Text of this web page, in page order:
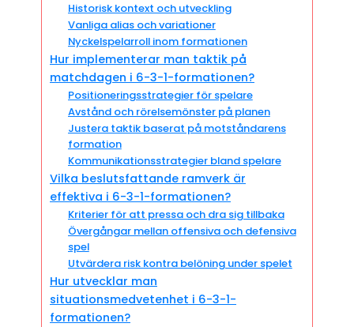
Historisk kontext och utveckling
Vanliga alias och variationer
Nyckelspelarroll inom formationen
Hur implementerar man taktik på
matchdagen i 6-3-1-formationen?
Positioneringsstrategier för spelare
Avstånd och rörelsemönster på planen
Justera taktik baserat på motståndarens
formation
Kommunikationsstrategier bland spelare
Vilka beslutsfattande ramverk är
effektiva i 6-3-1-formationen?
Kriterier för att pressa och dra sig tillbaka
Övergångar mellan offensiva och defensiva
spel
Utvärdera risk kontra belöning under spelet
Hur utvecklar man
situationsmedvetenhet i 6-3-1-
formationen?